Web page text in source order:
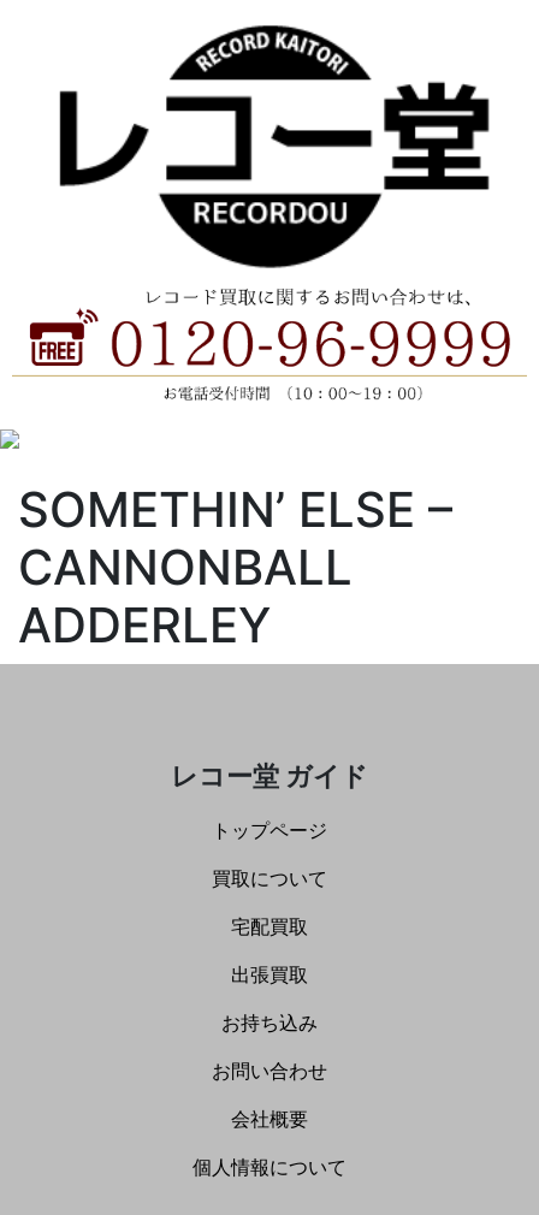
SOMETHIN’ ELSE –
CANNONBALL
ADDERLEY
レコー堂 ガイド
トップページ
買取について
宅配買取
出張買取
お持ち込み
お問い合わせ
会社概要
個人情報について